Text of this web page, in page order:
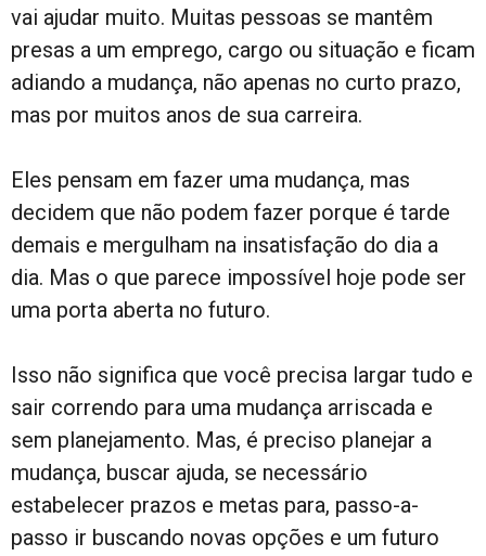
vai ajudar muito. Muitas pessoas se mantêm
presas a um emprego, cargo ou situação e ficam
adiando a mudança, não apenas no curto prazo,
mas por muitos anos de sua carreira.
Eles pensam em fazer uma mudança, mas
decidem que não podem fazer porque é tarde
demais e mergulham na insatisfação do dia a
dia. Mas o que parece impossível hoje pode ser
uma porta aberta no futuro.
Isso não significa que você precisa largar tudo e
sair correndo para uma mudança arriscada e
sem planejamento. Mas, é preciso planejar a
mudança, buscar ajuda, se necessário
estabelecer prazos e metas para, passo-a-
passo ir buscando novas opções e um futuro